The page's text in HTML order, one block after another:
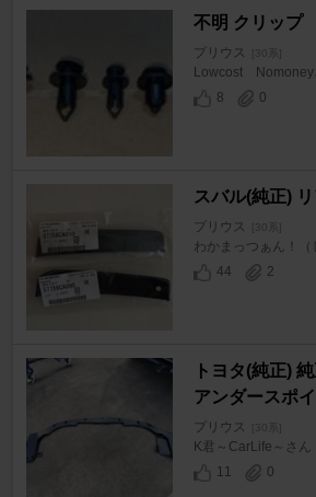
不明 クリップ
プリウス [30系]
Lowcost Nomoney
8
0
スバル(純正)
プリウス [30系]
わかまっつぁん！
44
2
トヨタ(純正)
アンダースポ
プリウス [30系]
K君～CarLife～さん
11
0